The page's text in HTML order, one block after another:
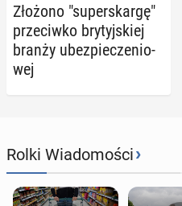
Złożono "su­per­skar­gę"
prze­ciw­ko bry­tyj­skiej
branży ubez­pie­cze­nio­
wej
Rolki Wiadomości›